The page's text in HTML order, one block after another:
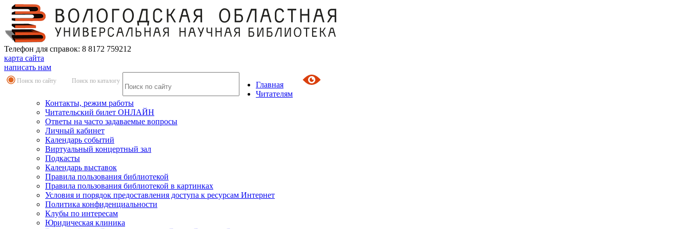
Телефон для справок: 8 8172 759212
карта сайта
написать нам
Поиск по сайту Поиск по каталогу
Главная
Читателям
Контакты, режим работы
Читательский билет ОНЛАЙН
Ответы на часто задаваемые вопросы
Личный кабинет
Календарь событий
Виртуальный концертный зал
Подкасты
Календарь выставок
Правила пользования библиотекой
Правила пользования библиотекой в картинках
Условия и порядок предоставления доступа к ресурсам Интернет
Политика конфиденциальности
Клубы по интересам
Юридическая клиника